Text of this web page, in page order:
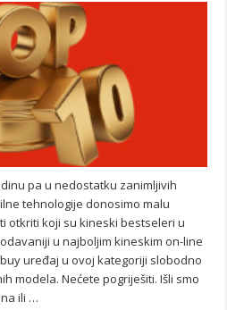
pa u nedostatku zanimljivih
tehnologije donosimo malu
otkriti koji su kineski bestseleri u
u najboljim kineskim on-line
uređaj u ovoj kategoriji slobodno
modela. Nećete pogriješiti. Išli smo
ili …